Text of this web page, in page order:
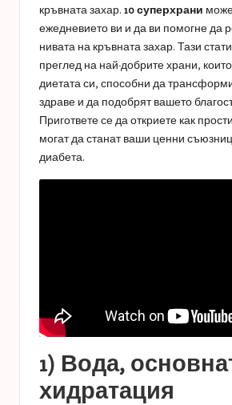
кръвната захар. 10 суперхрани
ежедневието ви и да ви помогне да
нивата на кръвната захар. Тази
преглед на най-добрите храни,
диетата си, способни да
здраве и да подобрят вашето
Пригответе се да откриете как
могат да станат ваши ценни
диабета.
1) Вода,
хидратация